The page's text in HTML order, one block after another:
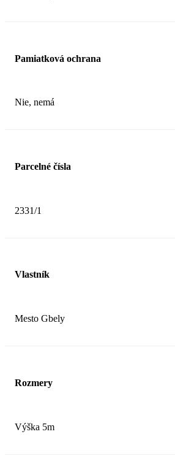
Pamiatková ochrana
Nie, nemá
Parcelné čísla
2331/1
Vlastník
Mesto Gbely
Rozmery
Výška 5m